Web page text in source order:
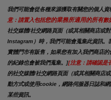
我們可能會從各種來源獲取有關您的個人
意：請置入包括您的業務所適用的所有數
社交媒體/社交網路頁面（或其相關商店或
Instagram）時，我們可能會蒐集此資訊。
實體門市有販售，如果您有加入我們商店
的紀錄也會被我們蒐集。][注意：請確認是
的社交媒體/社交網路頁面（或其相關商店
動方式或使用cookie，網路伺服器日誌和
某些資訊。